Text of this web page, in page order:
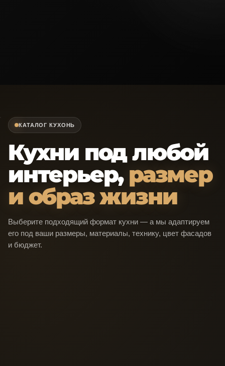
КАТАЛОГ КУХОНЬ
Кухни под любой
интерьер, размер
и образ жизни
Выберите подходящий формат кухни — а мы адаптируем
его под ваши размеры, материалы, технику, цвет фасадов
и бюджет.